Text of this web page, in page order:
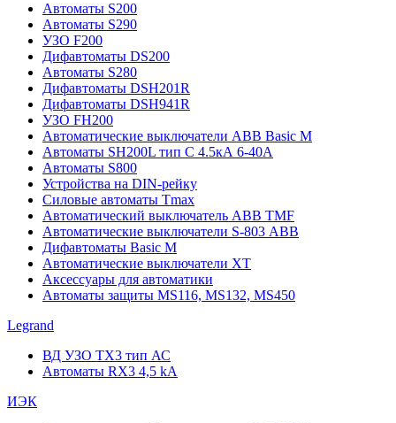
Автоматы S200
Автоматы S290
УЗО F200
Дифавтоматы DS200
Автоматы S280
Дифавтоматы DSH201R
Дифавтоматы DSH941R
УЗО FH200
Автоматические выключатели ABB Basic M
Автоматы SH200L тип С 4.5кА 6-40А
Автоматы S800
Устройства на DIN-рейку
Силовые автоматы Tmax
Автоматический выключатель ABB TMF
Автоматические выключатели S-803 АВВ
Дифавтоматы Basic M
Автоматические выключатели XT
Аксессуары для автоматики
Автоматы защиты MS116, MS132, MS450
Legrand
ВД УЗО TX3 тип АС
Автоматы RX3 4,5 kA
ИЭК